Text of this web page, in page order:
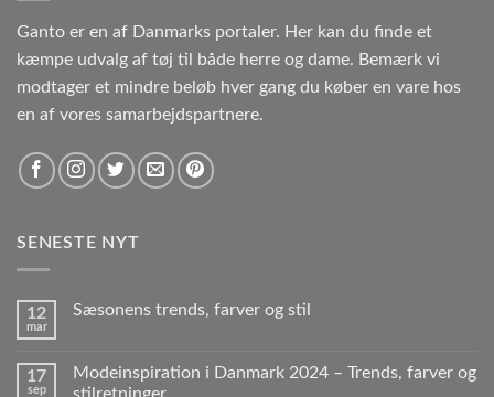
Ganto er en af Danmarks portaler. Her kan du finde et
kæmpe udvalg af tøj til både herre og dame. Bemærk vi
modtager et mindre beløb hver gang du køber en vare hos
en af vores samarbejdspartnere.
SENESTE NYT
12
mar
Sæsonens trends, farver og stil
17
sep
Modeinspiration i Danmark 2024 – Trends, farver og